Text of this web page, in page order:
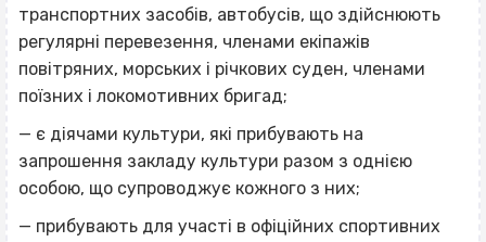
транспортних засобів, автобусів, що здійснюють
регулярні перевезення, членами екіпажів
повітряних, морських і річкових суден, членами
поїзних і локомотивних бригад;
— є діячами культури, які прибувають на
запрошення закладу культури разом з однією
особою, що супроводжує кожного з них;
— прибувають для участі в офіційних спортивних